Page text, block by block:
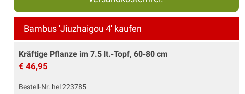
Bambus 'Jiuzhaigou 4' kaufen
Kräftige Pflanze im 7.5 lt.-Topf, 60-80 cm
€ 46,95
Bestell-Nr. hel 223785